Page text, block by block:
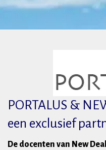
PORTALUS &
een exclusief
De docenten van New